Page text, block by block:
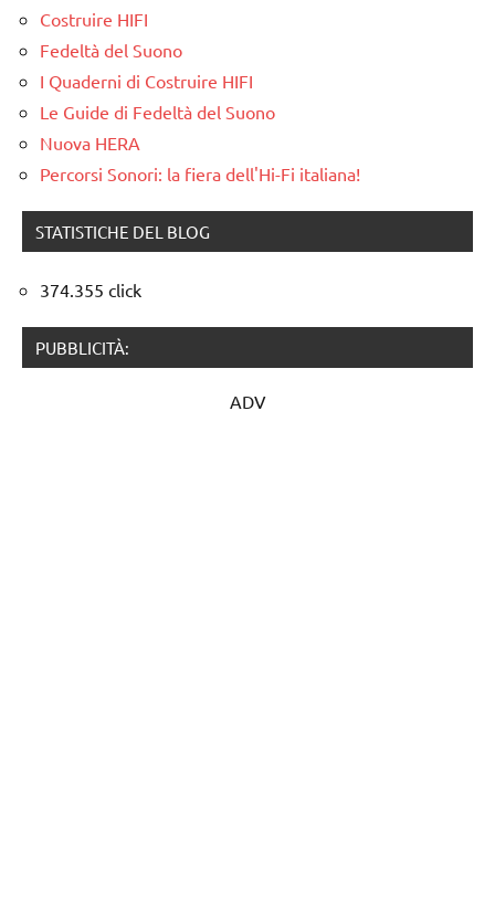
Costruire HIFI
Fedeltà del Suono
I Quaderni di Costruire HIFI
Le Guide di Fedeltà del Suono
Nuova HERA
Percorsi Sonori: la fiera dell'Hi-Fi italiana!
STATISTICHE DEL BLOG
374.355 click
PUBBLICITÀ:
ADV